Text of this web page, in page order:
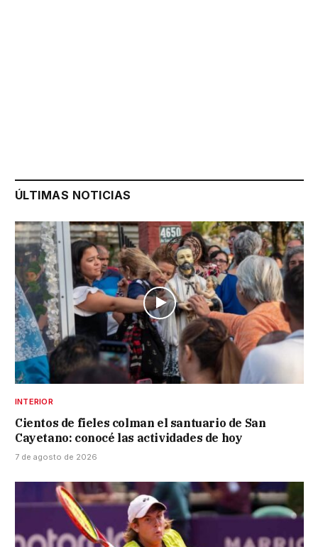
ÚLTIMAS NOTICIAS
INTERIOR
Cientos de fieles colman el santuario de San
Cayetano: conocé las actividades de hoy
7 de agosto de 2026